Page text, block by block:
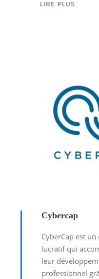
LIRE PLUS
Cybercap
CyberCap est
lucratif qui
leur
professionnel